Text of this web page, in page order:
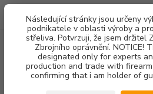
Následující stránky jsou určeny
podnikatele v oblasti výroby a
střeliva. Potvrzuji, že jsem držitel
Zbrojního oprávnění. NOTICE!
designated only for experts
production and trade with
confirming that i am holder of